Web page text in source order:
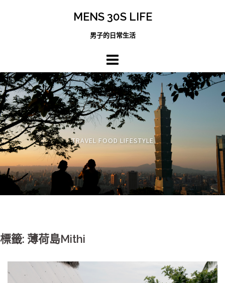
MENS 30S LIFE
男子的日常生活
TRAVEL FOOD LIFESTYLE
標籤: 薄荷島Mithi